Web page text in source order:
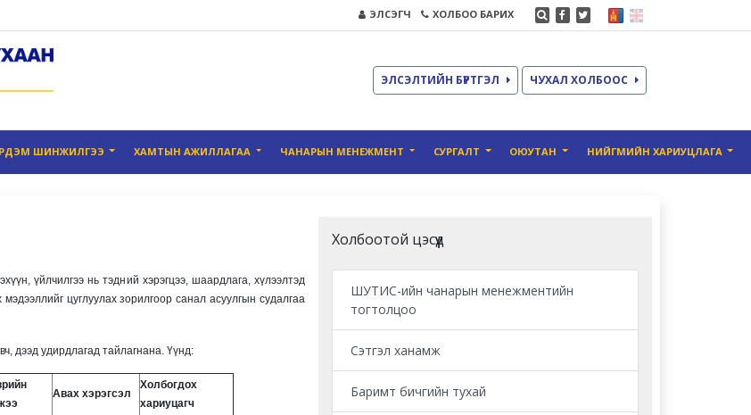
ЭЛСЭГЧ ХОЛБОО БАРИХ
ЭЛСЭЛТИЙН БҮРТГЭЛ ЧУХАЛ ХОЛБООС
ШИНЖИЛГЭЭ ХАМТЫН АЖИЛЛАГАА ЧАНАРЫН МЕНЕЖМЕНТ СУРГАЛТ ОЮУТАН НИЙГМИЙН ХАРИУЦЛАГА
үйлчилгээ нь тэдний хэрэгцээ, шаардлага, хүлээлтэд
цуглуулах зорилгоор санал асуулгын судалгаа
дээд удирдлагад тайлагнана. Үүнд:
Авах хэрэгсэл
Холбогдох
хариуцагч
Холбоотой цэсүүд
ШУТИС-ийн чанарын менежментийн
тогтолцоо
Сэтгэл ханамж
Баримт бичгийн тухай